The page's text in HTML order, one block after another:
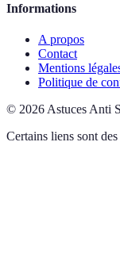
Informations
A propos
Contact
Mentions
Politique de
© 2026 Astuces Anti
Certains liens sont